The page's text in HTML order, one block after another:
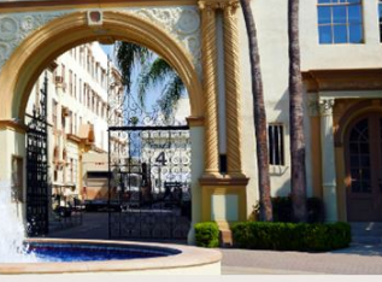
Networking agli eventi: come la
startup Kicè punta a eliminare lo
"spreco di relazioni"